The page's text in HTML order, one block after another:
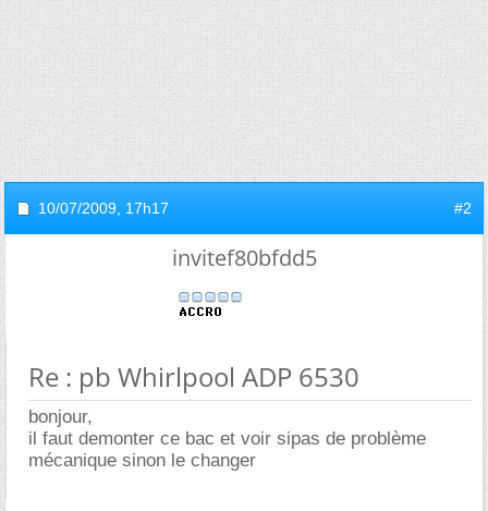
10/07/2009, 17h17 #2
invitef80bfdd5
Re : pb Whirlpool ADP 6530
bonjour,
il faut demonter ce bac et voir sipas de problème
mécanique sinon le changer